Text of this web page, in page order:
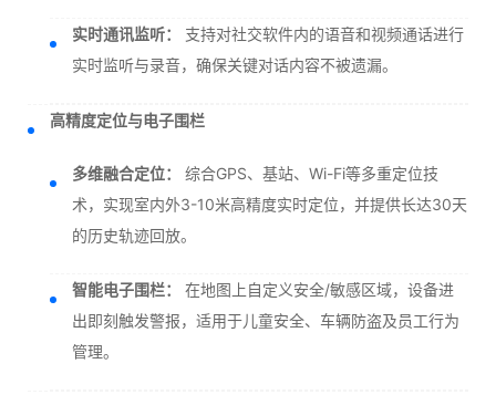
实时通讯监听：
支持对社交软件内的语音和视频通话进行
实时监听与录音，确保关键对话内容不被遗漏。
高精度定位与电子围栏
多维融合定位：
综合GPS、基站、Wi-Fi等多重定位技
术，实现室内外3-10米高精度实时定位，并提供长达30天
的历史轨迹回放。
智能电子围栏：
在地图上自定义安全/敏感区域，设备进
出即刻触发警报，适用于儿童安全、车辆防盗及员工行为
管理。